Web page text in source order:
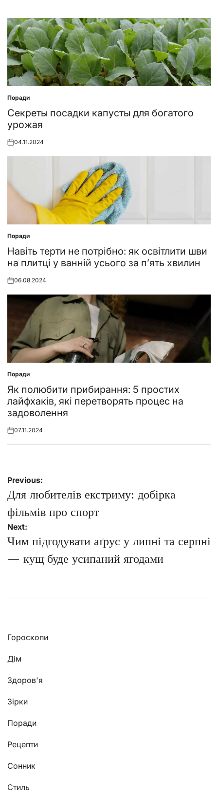
Posted
in
Поради
Секреты посадки капусты для богатого
урожая
Posted
04.11.2024
Posted
in
Поради
Навіть терти не потрібно: як освітлити шви
на плитці у ванній усього за п’ять хвилин
Posted
06.08.2024
Posted
in
Поради
Як полюбити прибирання: 5 простих
лайфхаків, які перетворять процес на
задоволення
Posted
07.11.2024
Навігація
записів
Previous:
Для любителів екстриму: добірка
фільмів про спорт
Next:
Чим підгодувати аґрус у липні та серпні
— кущ буде усипаний ягодами
Гороскопи
Дім
Здоров'я
Зірки
Поради
Рецепти
Сонник
Стиль